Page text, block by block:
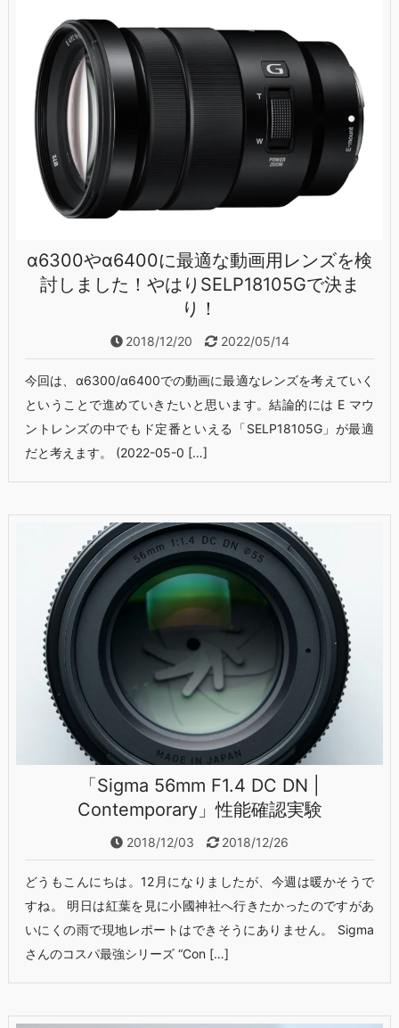
α6300やα6400に最適な動画用レンズを検
討しました！やはりSELP18105Gで決ま
り！
2018/12/20 2022/05/14
今回は、α6300/α6400での動画に最適なレンズを考えていく
ということで進めていきたいと思います。結論的には E マウ
ントレンズの中でもド定番といえる「SELP18105G」が最適
だと考えます。 (2022-05-0 […]
「Sigma 56mm F1.4 DC DN |
Contemporary」性能確認実験
2018/12/03 2018/12/26
どうもこんにちは。12月になりましたが、今週は暖かそうで
すね。 明日は紅葉を見に小國神社へ行きたかったのですがあ
いにくの雨で現地レポートはできそうにありません。 Sigma
さんのコスパ最強シリーズ “Con […]